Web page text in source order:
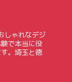
しゃれなデジ
で本当に役
。埼玉と徳